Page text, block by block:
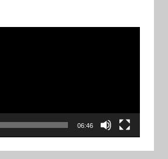
06:46